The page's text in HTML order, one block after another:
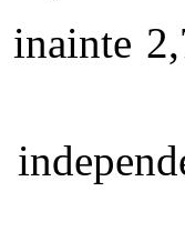
inainte